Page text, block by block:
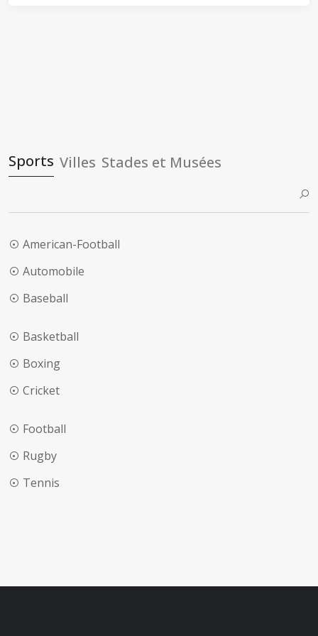
Sports Villes Stades et Musées
American-Football
Automobile
Baseball
Basketball
Boxing
Cricket
Football
Rugby
Tennis